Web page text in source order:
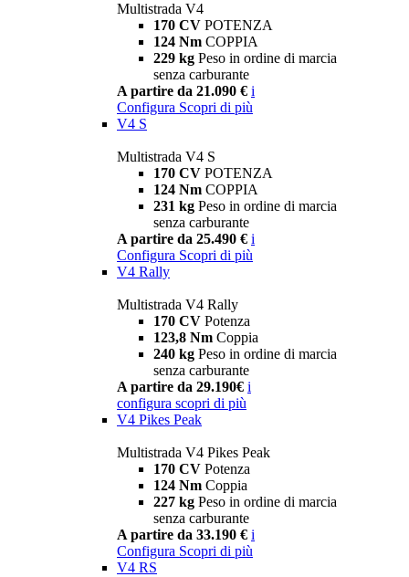
Multistrada V4
170 CV POTENZA
124 Nm COPPIA
229 kg Peso in ordine di marcia
senza carburante
A partire da 21.090 € i
Configura Scopri di più
V4 S
Multistrada V4 S
170 CV POTENZA
124 Nm COPPIA
231 kg Peso in ordine di marcia
senza carburante
A partire da 25.490 € i
Configura Scopri di più
V4 Rally
Multistrada V4 Rally
170 CV Potenza
123,8 Nm Coppia
240 kg Peso in ordine di marcia
senza carburante
A partire da 29.190€ i
configura scopri di più
V4 Pikes Peak
Multistrada V4 Pikes Peak
170 CV Potenza
124 Nm Coppia
227 kg Peso in ordine di marcia
senza carburante
A partire da 33.190 € i
Configura Scopri di più
V4 RS